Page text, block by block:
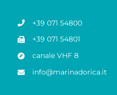
+39 071 54800
+39 071 54801
canale VHF 8
info@marinadorica.it